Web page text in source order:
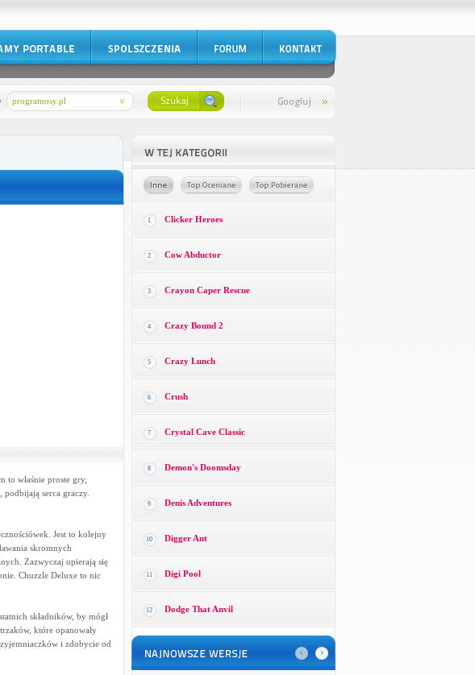
programosy.pl
to właśnie proste gry,
serca graczy.
Jest to kolejny
skromnych
Zazwyczaj opierają się
Chuzzle Deluxe to nic
składników, by mógł
które opanowały
i zdobycie od
1 Clicker Heroes
2 Cow Abductor
3 Crayon Caper Rescue
4 Crazy Bound 2
5 Crazy Lunch
6 Crush
7 Crystal Cave Classic
8 Demon's Doomsday
9 Denis Adventures
10 Digger Ant
11 Digi Pool
12 Dodge That Anvil